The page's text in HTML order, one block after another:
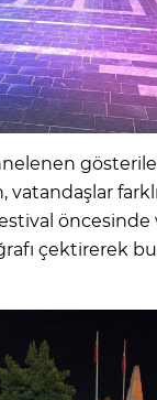
vatandaşlar
öncesinde
çektirerek